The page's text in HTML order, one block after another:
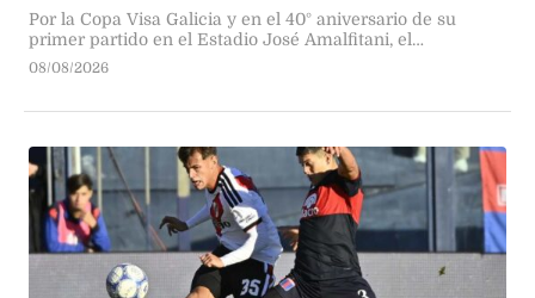
Por la Copa Visa Galicia y en el 40° aniversario de su
primer partido en el Estadio José Amalfitani, el
seleccionado argentino dio pelea ante los bicampeones
08/08/2026